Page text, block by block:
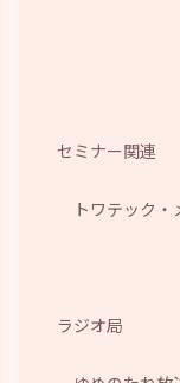
セミナー関連
トワテック・
ラジオ局